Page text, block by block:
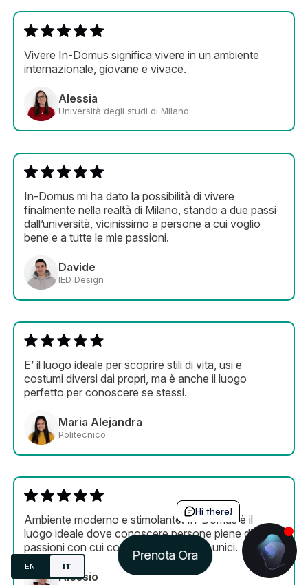
Prenota Ora
Vivere In-Domus significa vivere in un ambiente
internazionale, giovane e vivace.
Alessia
Università degli studi di Milano
In-Domus mi ha dato la possibilità di vivere
finalmente nella realtà di Milano, stando a due passi
dall’università, vicinissimo a persone a cui voglio
bene e a tutte le mie passioni.
Davide
IED Design
E’ il luogo ideale per scoprire stili di vita, usi e
costumi diversi dai propri, ma è anche il luogo
perfetto per conoscere se stessi.
Maria Alejandra
Politecnico
Ambiente moderno e stimolante. In-Domus è il
luogo ideale dove conoscere persone piene di
passioni con cui condividere momenti unici.
Alessio
EN IT
Hi there!